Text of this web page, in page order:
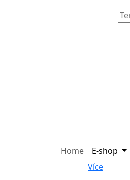
Home
E-shop
Více